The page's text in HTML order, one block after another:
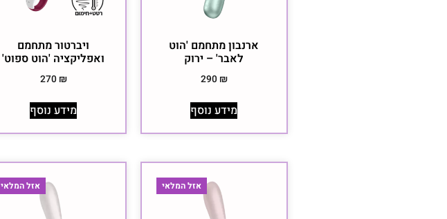
ארנבון מתחמם 'הוט
לאבר' – ירוק
290 ₪
מידע נוסף
ויברטור מתחמם
ואפליקציה 'הוט ספוט'
270 ₪
מידע נוסף
אזל המלאי אזל המלאי